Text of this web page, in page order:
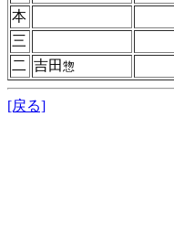
本
三
二 吉田 惣
[戻る]